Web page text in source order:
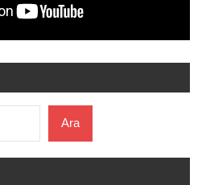
Ara